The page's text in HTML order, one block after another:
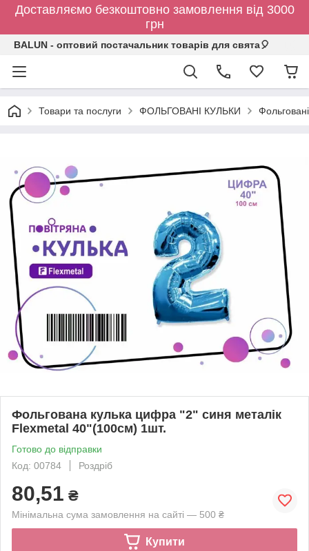
Доставляємо безкоштовно замовлення від 3000
грн
BALUN - оптовий постачальник товарів для свята🎈
Товари та послуги ФОЛЬГОВАНІ КУЛЬКИ
Фольгована кулька цифра "2" синя металік
Flexmetal 40"(100см) 1шт.
Готово до відправки
Код: 00784
Роздріб
80,51 ₴
Мінімальна сума замовлення на сайті — 500 ₴
Купити